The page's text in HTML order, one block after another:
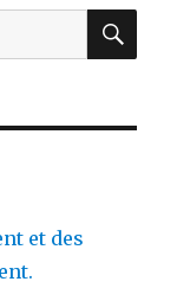
et des